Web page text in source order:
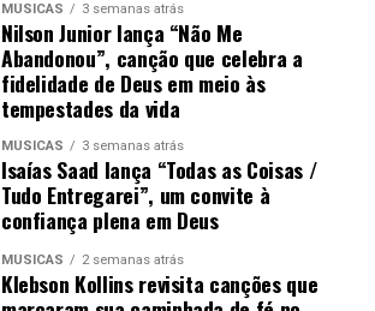
MÚSICAS 3 semanas atrás
Nilson Junior lança “Não Me
Abandonou”, canção que celebra a
fidelidade de Deus em meio às
tempestades da vida
MÚSICAS 3 semanas atrás
Isaías Saad lança “Todas as Coisas /
Tudo Entregarei”, um convite à
confiança plena em Deus
MÚSICAS 2 semanas atrás
Klebson Kollins revisita canções que